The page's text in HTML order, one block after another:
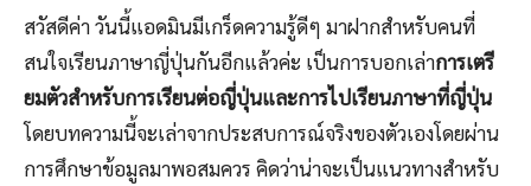
สวัสดีค่า วันนี้แอดมินมีเกร็ดความรู้ดีๆ มาฝากสำหรับคนที่
สนใจเรียนภาษาญี่ปุ่นกันอีกแล้วค่ะ เป็นการบอกเล่าการเตรี
ยมตัวสำหรับการเรียนต่อญี่ปุ่นและการไปเรียนภาษาที่ญี่ปุ่น
โดยบทความนี้จะเล่าจากประสบการณ์จริงของตัวเองโดยผ่าน
การศึกษาข้อมูลมาพอสมควร คิดว่าน่าจะเป็นแนวทางสำหรับ